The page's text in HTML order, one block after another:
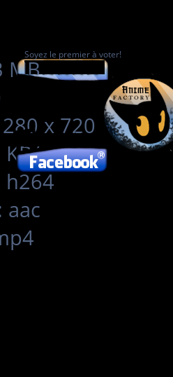
MB
x 720
s
h264
aac
Soyez le premier à voter!